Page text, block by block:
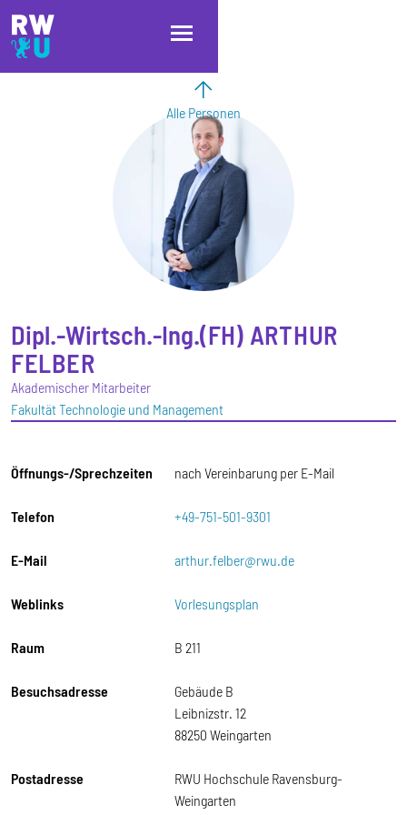
Direkt zum Inhalt
Direkt zur Hauptnavigation
Direkt zum Fußbereich
Alle Personen
Dipl.-Wirtsch.-Ing.(FH) ARTHUR
FELBER
Akademischer Mitarbeiter
Fakultät Technologie und Management
Öffnungs-/Sprechzeiten nach Vereinbarung per E-Mail
Telefon +49-751-501-9301
E-Mail arthur.felber@rwu.de
Weblinks Vorlesungsplan
Raum B 211
Besuchsadresse
Gebäude B
Leibnizstr. 12
88250 Weingarten
Postadresse
RWU Hochschule Ravensburg-
Weingarten